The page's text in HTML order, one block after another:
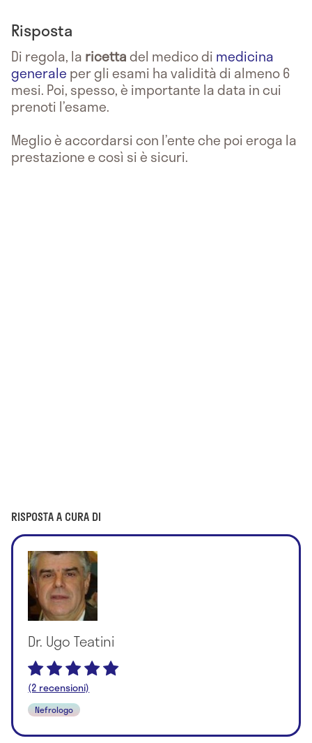
Risposta
Di regola, la ricettadel medico di medicina
generale per gli esami ha validità di almeno 6
mesi. Poi, spesso, è importante la data in cui
prenoti l’esame.
Meglio è accordarsi con l’ente che poi eroga la
prestazione e così si è sicuri.
RISPOSTA A CURA DI
Dr. Ugo Teatini
(2 recensioni)
Nefrologo